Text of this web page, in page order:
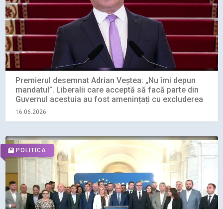
Premierul desemnat Adrian Veștea: „Nu îmi depun
mandatul”. Liberalii care acceptă să facă parte din
Guvernul acestuia au fost amenințați cu excluderea
16.06.2026
POLITICA